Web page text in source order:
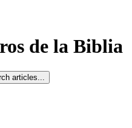
de la Biblia
articles...